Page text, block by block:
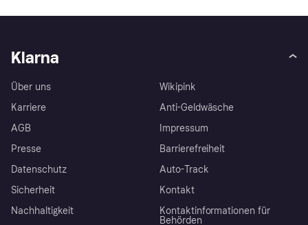
Klarna
Über uns
Karriere
AGB
Presse
Datenschutz
Sicherheit
Nachhaltigkeit
Wikipink
Anti-Geldwäsche
Impressum
Barrierefreiheit
Auto-Track
Kontakt
Kontaktinformationen für
Behörden